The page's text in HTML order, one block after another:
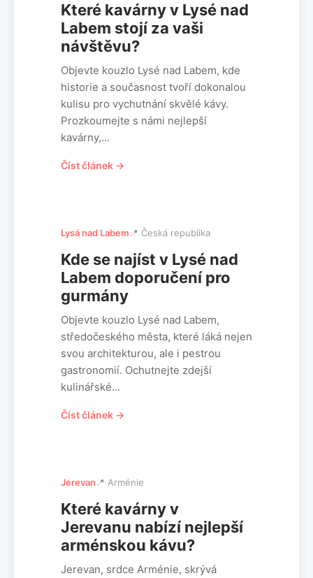
Které kavárny v Lysé nad
Labem stojí za vaši
návštěvu?
Objevte kouzlo Lysé nad Labem, kde
historie a současnost tvoří dokonalou
kulisu pro vychutnání skvělé kávy.
Prozkoumejte s námi nejlepší
kavárny,...
Číst článek →
Lysá nad Labem 📍 Česká republika
Kde se najíst v Lysé nad
Labem doporučení pro
gurmány
Objevte kouzlo Lysé nad Labem,
středočeského města, které láká nejen
svou architekturou, ale i pestrou
gastronomií. Ochutnejte zdejší
kulinářské...
Číst článek →
Jerevan 📍 Arménie
Které kavárny v
Jerevanu nabízí nejlepší
arménskou kávu?
Jerevan, srdce Arménie, skrývá